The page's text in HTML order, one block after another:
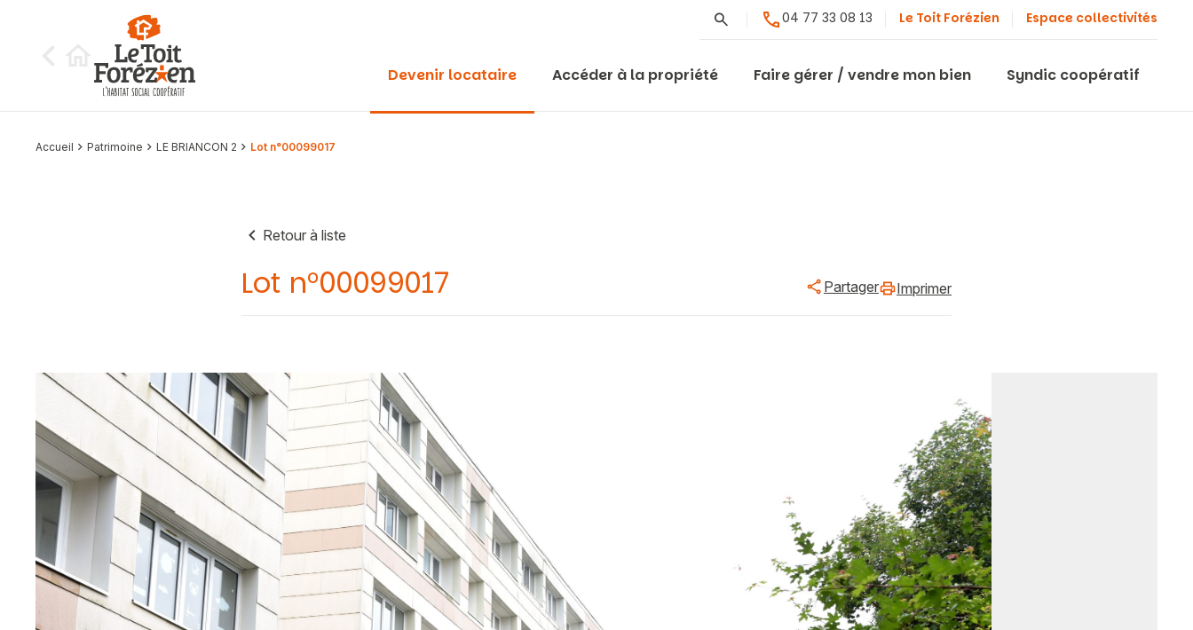
Rechercher04 77 33 08 13 Le Toit Forézien Espace collectivités
Devenir locataire Accéder à la propriété Faire gérer / vendre mon bien Syndic coopératif
Accueil Patrimoine LE BRIANCON 2 Lot n°00099017
Retour à liste
Lot n°00099017 Partager Imprimer